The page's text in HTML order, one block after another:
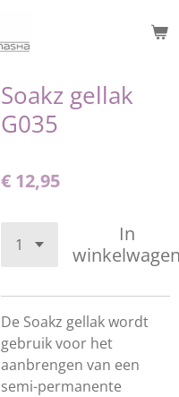
Soakz gellak
G035
€ 12,95
In
De Soakz gellak wordt
gebruik voor het
aanbrengen van een
semi-permanente